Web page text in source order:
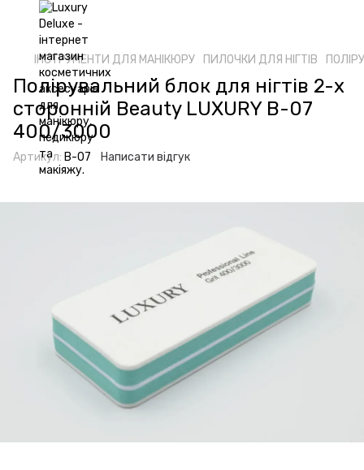
ІНСТРУМЕНТИ ДЛЯ МАНІКЮРУ ПИЛОЧКИ ДЛЯ НІГТІВ
Полірувальний блок для нігтів 2-х
сторонній Beauty LUXURY B-07
400/3000
Артикул: B-07 Написати відгук